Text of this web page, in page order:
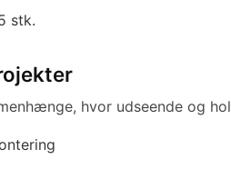
stk.
hvor udseende og